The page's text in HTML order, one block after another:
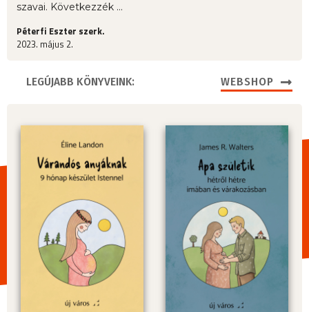
szavai. Következzék ...
Péterfi Eszter szerk.
2023. május 2.
LEGÚJABB KÖNYVEINK: WEBSHOP